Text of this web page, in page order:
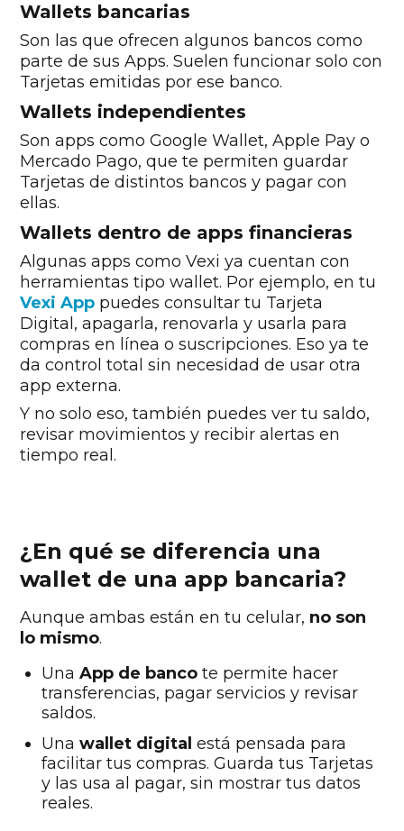
Wallets bancarias
Son las que ofrecen algunos bancos como
parte de sus Apps. Suelen funcionar solo con
Tarjetas emitidas por ese banco.
Wallets independientes
Son apps como Google Wallet, Apple Pay o
Mercado Pago, que te permiten guardar
Tarjetas de distintos bancos y pagar con
ellas.
Wallets dentro de apps financieras
Algunas apps como Vexi ya cuentan con
herramientas tipo wallet. Por ejemplo, en tu
Vexi App puedes consultar tu Tarjeta
Digital, apagarla, renovarla y usarla para
compras en línea o suscripciones. Eso ya te
da control total sin necesidad de usar otra
app externa.
Y no solo eso, también puedes ver tu saldo,
revisar movimientos y recibir alertas en
tiempo real.
¿En qué se diferencia una
wallet de una app bancaria?
Aunque ambas están en tu celular, no son
lo mismo.
UnaApp de banco te permite hacer
transferencias, pagar servicios y revisar
saldos.
Unawallet digital está pensada para
facilitar tus compras. Guarda tus Tarjetas
y las usa al pagar, sin mostrar tus datos
reales.